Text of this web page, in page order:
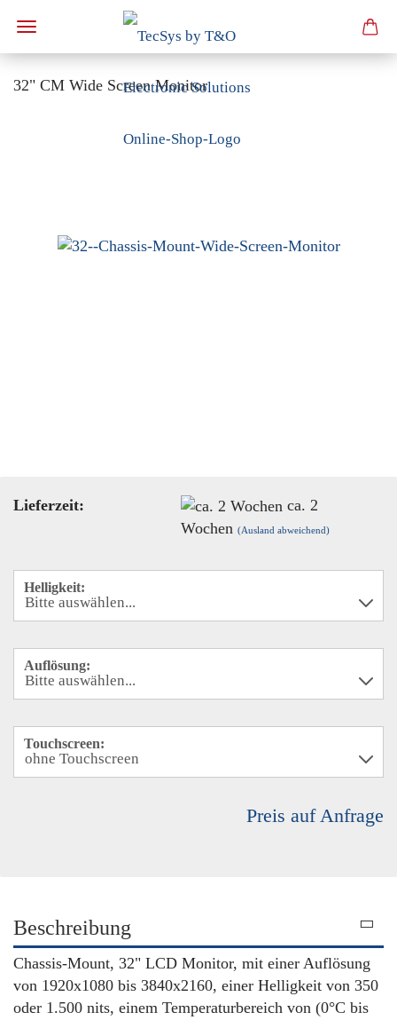
32" CM Wide Screen Monitor
Lieferzeit:
ca. 2
Wochen(Ausland abweichend)
Helligkeit:
Auflösung:
Touchscreen:
Preis auf Anfrage
Beschreibung
Chassis-Mount, 32" LCD Monitor, mit einer Auflösung
von 1920x1080 bis 3840x2160, einer Helligkeit von 350
oder 1.500 nits, einem Temperaturbereich von (0°C bis